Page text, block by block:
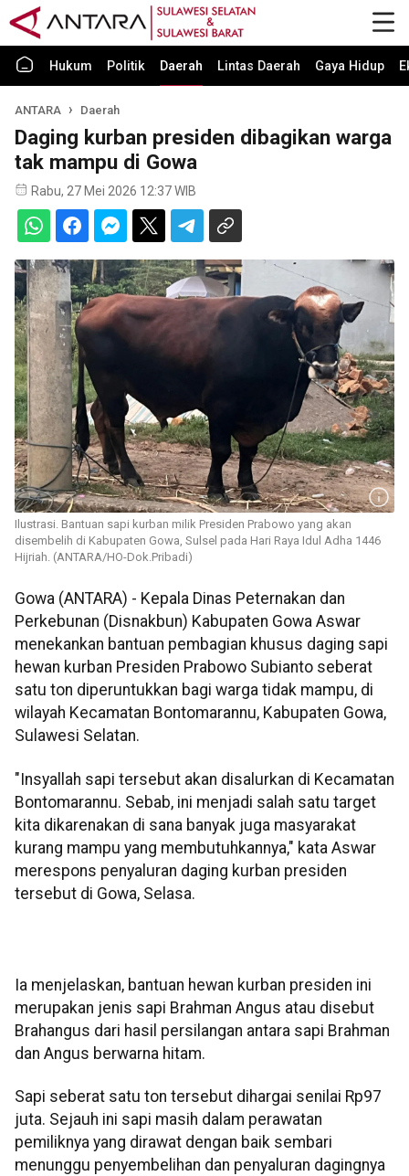
Hukum Politik Daerah Lintas Daerah Gaya Hidup
ANTARA Daerah
Daging kurban presiden dibagikan warga
tak mampu di Gowa
Rabu, 27 Mei 2026 12:37 WIB
Ilustrasi. Bantuan sapi kurban milik Presiden Prabowo yang akan
disembelih di Kabupaten Gowa, Sulsel pada Hari Raya Idul Adha 1446
Hijriah. (ANTARA/HO-Dok.Pribadi)
Gowa (ANTARA) - Kepala Dinas Peternakan dan
Perkebunan (Disnakbun) Kabupaten Gowa Aswar
menekankan bantuan pembagian khusus daging sapi
hewan kurban Presiden Prabowo Subianto seberat
satu ton diperuntukkan bagi warga tidak mampu, di
wilayah Kecamatan Bontomarannu, Kabupaten Gowa,
Sulawesi Selatan.
"Insyallah sapi tersebut akan disalurkan di Kecamatan
Bontomarannu. Sebab, ini menjadi salah satu target
kita dikarenakan di sana banyak juga masyarakat
kurang mampu yang membutuhkannya," kata Aswar
merespons penyaluran daging kurban presiden
tersebut di Gowa, Selasa.
Ia menjelaskan, bantuan hewan kurban presiden ini
merupakan jenis sapi Brahman Angus atau disebut
Brahangus dari hasil persilangan antara sapi Brahman
dan Angus berwarna hitam.
Sapi seberat satu ton tersebut dihargai senilai Rp97
juta. Sejauh ini sapi masih dalam perawatan
pemiliknya yang dirawat dengan baik sembari
menunggu penyembelihan dan penyaluran dagingnya